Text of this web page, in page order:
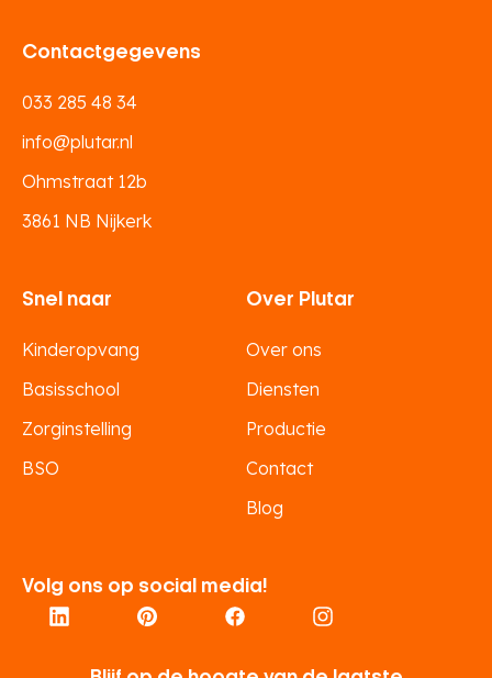
Volg ons op social media!
Contactgegevens
033 285 48 34
info@plutar.nl
Ohmstraat 12b
3861 NB Nijkerk
Snel naar
Kinderopvang
Basisschool
Zorginstelling
BSO
Over Plutar
Over ons
Diensten
Productie
Contact
Blog